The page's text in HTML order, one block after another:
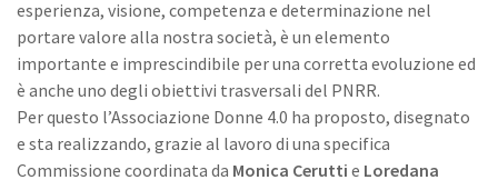
esperienza, visione, competenza e determinazione nel
portare valore alla nostra società, è un elemento
importante e imprescindibile per una corretta evoluzione ed
è anche uno degli obiettivi trasversali del PNRR.
Per questo l’Associazione Donne 4.0 ha proposto, disegnato
e sta realizzando, grazie al lavoro di una specifica
Commissione coordinata da Monica Cerutti e Loredana